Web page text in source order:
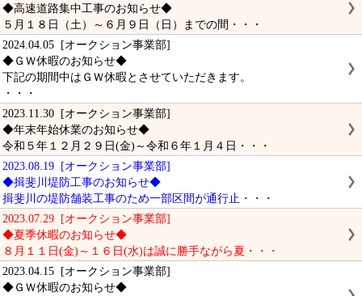
◆高速道路集中工事のお知らせ◆
５月１８日（土）～６月９日（日）までの間・・・
2024.04.05 [オークション事業部]
◆ＧＷ休暇のお知らせ◆
下記の期間中はＧＷ休暇とさせていただきます。
・・・
2023.11.30 [オークション事業部]
◆年末年始休業のお知らせ◆
令和５年１２月２９日(金)～令和６年１月４日・・・
2023.08.19 [オークション事業部]
◆揖斐川堤防工事のお知らせ◆
揖斐川の堤防舗装工事のため一部区間が通行止・・・
2023.07.29 [オークション事業部]
◆夏季休暇のお知らせ◆
８月１１日(金)～１６日(水)は誠に勝手ながら夏・・・
2023.04.15 [オークション事業部]
◆ＧＷ休暇のお知らせ◆